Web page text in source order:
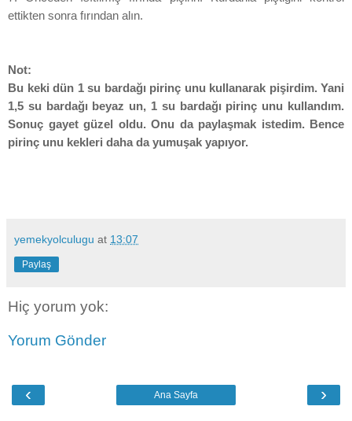
ettikten sonra fırından alın.
Not:
Bu keki dün 1 su bardağı pirinç unu kullanarak pişirdim. Yani
1,5 su bardağı beyaz un, 1 su bardağı pirinç unu kullandım.
Sonuç gayet güzel oldu. Onu da paylaşmak istedim. Bence
pirinç unu kekleri daha da yumuşak yapıyor.
yemekyolculugu at 13:07
Paylaş
Hiç yorum yok:
Yorum Gönder
‹ ›
Ana Sayfa